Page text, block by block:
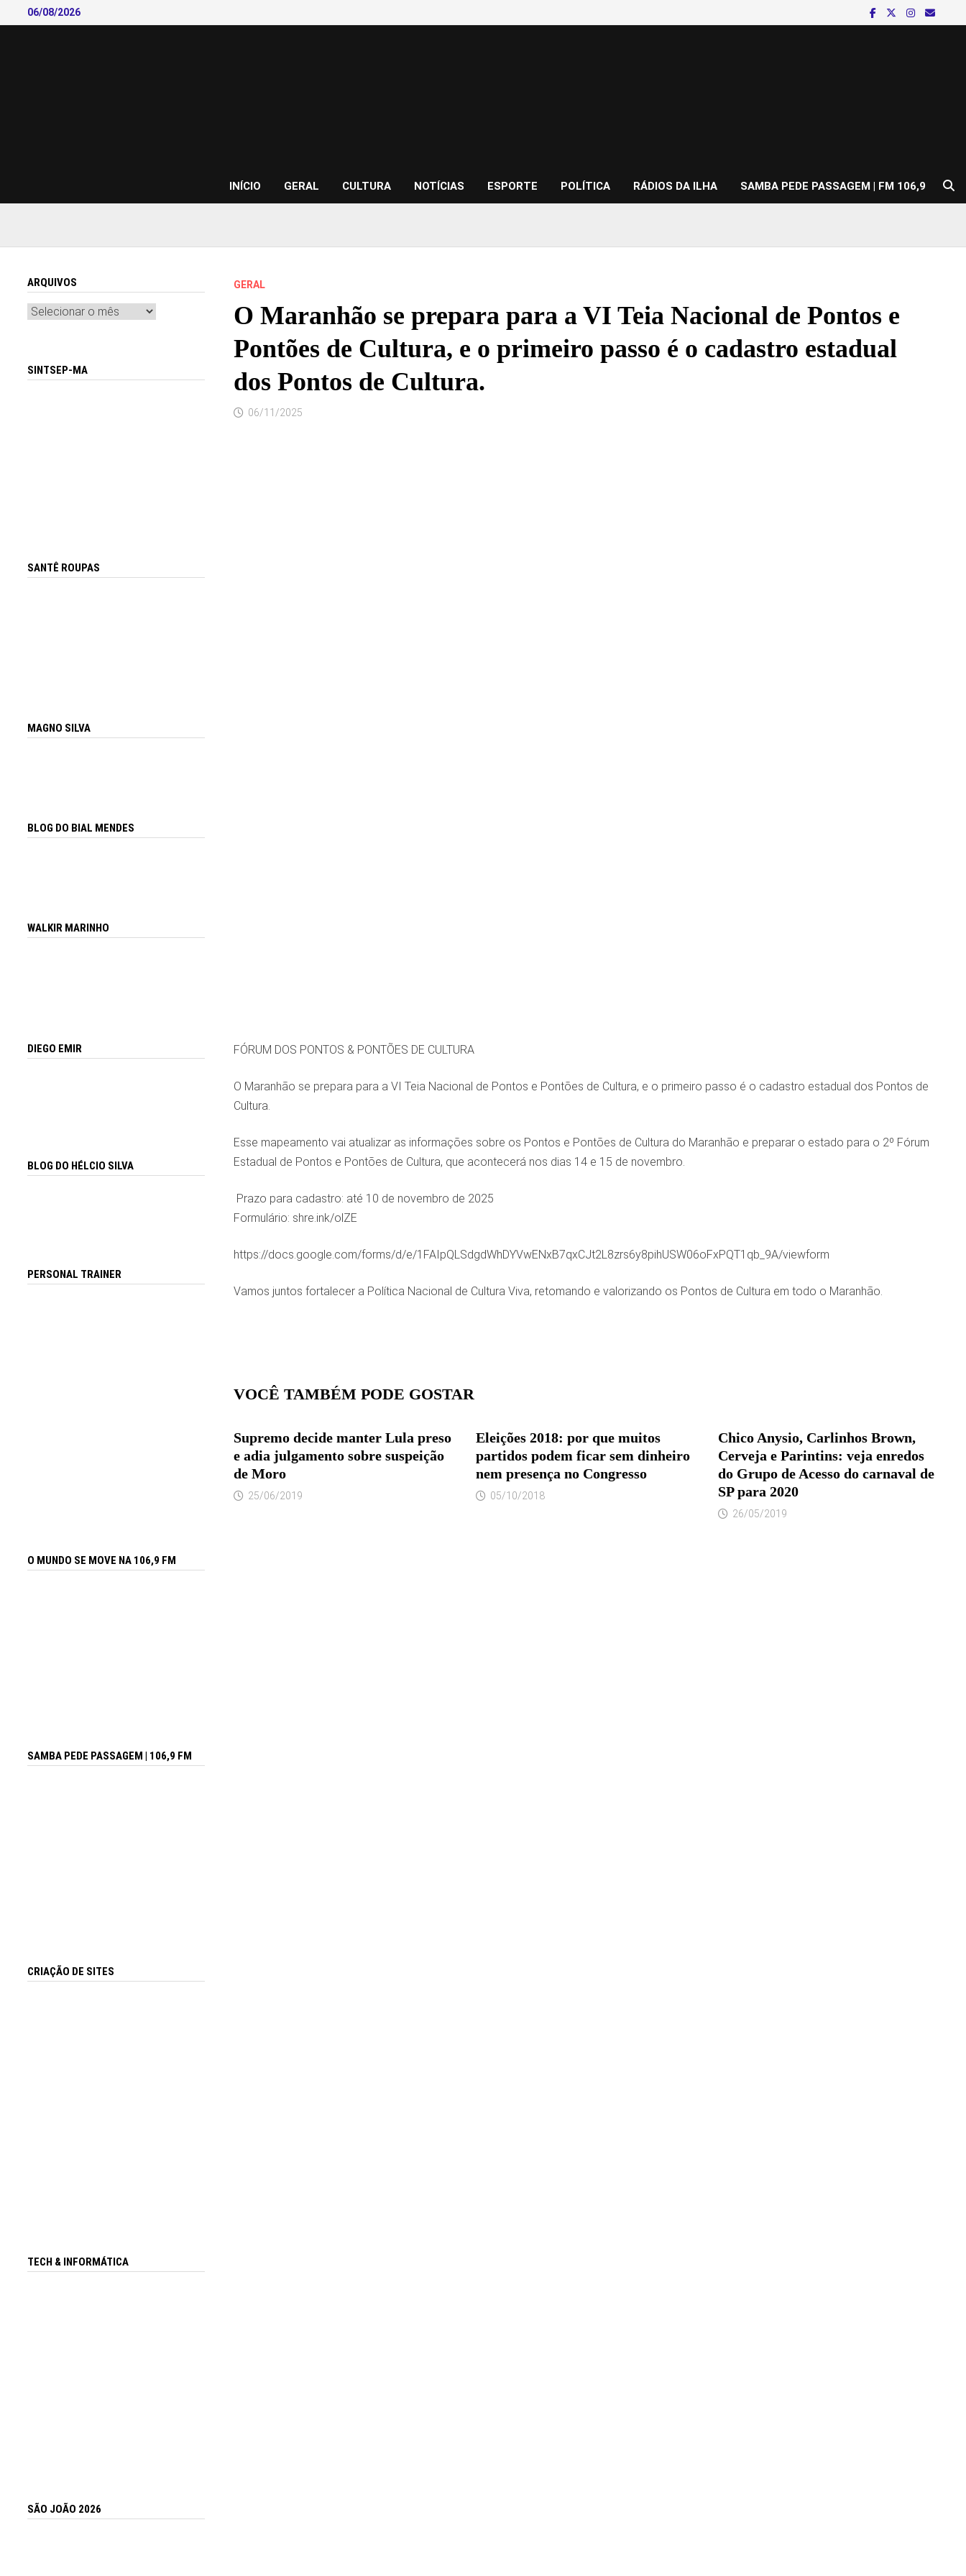
to
06/08/2026
INÍCIO GERAL CULTURA NOTÍCIAS ESPORTE POLÍTICA RÁDIOS DA ILHA SAMBA PEDE PASSAGEM | FM 106,9
GERAL
O Maranhão se prepara para a VI Teia Nacional de Pontos e
Pontões de Cultura, e o primeiro passo é o cadastro estadual
dos Pontos de Cultura.
06/11/2025
FÓRUM DOS PONTOS & PONTÕES DE CULTURA
O Maranhão se prepara para a VI Teia Nacional de Pontos e Pontões de Cultura, e o primeiro passo é o cadastro estadual dos Pontos de
Cultura.
Esse mapeamento vai atualizar as informações sobre os Pontos e Pontões de Cultura do Maranhão e preparar o estado para o 2º Fórum
Estadual de Pontos e Pontões de Cultura, que acontecerá nos dias 14 e 15 de novembro.
️ Prazo para cadastro: até 10 de novembro de 2025
Formulário: shre.ink/olZE
https://docs.google.com/forms/d/e/1FAIpQLSdgdWhDYVwENxB7qxCJt2L8zrs6y8pihUSW06oFxPQT1qb_9A/viewform
Vamos juntos fortalecer a Política Nacional de Cultura Viva, retomando e valorizando os Pontos de Cultura em todo o Maranhão.
VOCÊ TAMBÉM PODE GOSTAR
Supremo decide manter Lula preso
e adia julgamento sobre suspeição
de Moro
25/06/2019
Eleições 2018: por que muitos
partidos podem ficar sem dinheiro
nem presença no Congresso
05/10/2018
Chico Anysio, Carlinhos Brown,
Cerveja e Parintins: veja enredos
do Grupo de Acesso do carnaval de
SP para 2020
26/05/2019
ARQUIVOS
Arquivos
SINTSEP-MA
SANTÊ ROUPAS
MAGNO SILVA
BLOG DO BIAL MENDES
WALKIR MARINHO
DIEGO EMIR
BLOG DO HÉLCIO SILVA
PERSONAL TRAINER
O MUNDO SE MOVE NA 106,9 FM
SAMBA PEDE PASSAGEM | 106,9 FM
CRIAÇÃO DE SITES
TECH & INFORMÁTICA
SÃO JOÃO 2026